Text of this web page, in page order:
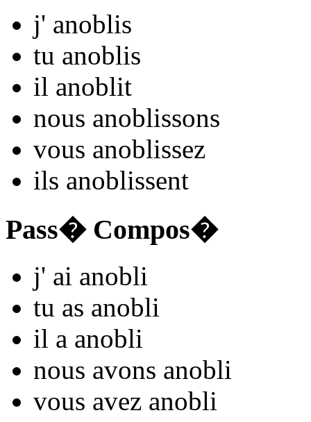
j' anoblis
tu anoblis
il anoblit
nous anoblissons
vous anoblissez
ils anoblissent
Pass� Compos�
j' ai anobli
tu as anobli
il a anobli
nous avons anobli
vous avez anobli